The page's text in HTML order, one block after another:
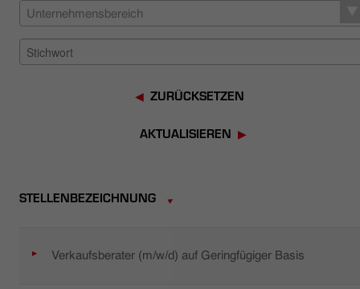
Unternehmensbereich
ZURÜCKSETZEN
AKTUALISIEREN
STELLENBEZEICHNUNG
Verkaufsberater (m/w/d) auf Geringfügiger Basis